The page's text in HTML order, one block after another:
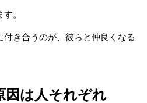
。
き合うのが、彼らと仲良くなる
因は人それぞれ